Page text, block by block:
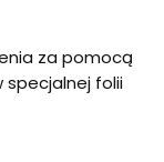
za pomocą
specjalnej folii